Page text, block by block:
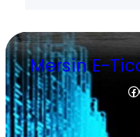
Mersin E-
Facebook